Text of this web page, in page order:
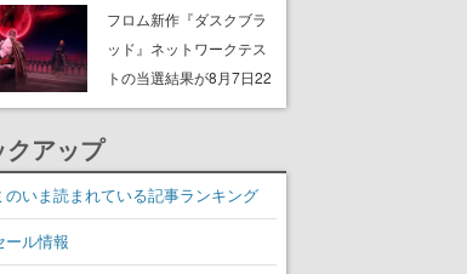
Storeで開催中。無料の大
型アップデート「ラスト
ライツ」が配信され、期
フロム新作『ダスクブラ
ッド』ネットワークテス
トの当選結果が8月7日22
時に発表。応募サイトの
日～24日
クアップ
のいま読まれている記事ランキング
ール情報